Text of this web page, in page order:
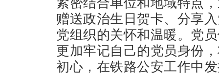
紧密结合单位和地域特点
赠送政治生日贺卡、分享
党组织的关怀和温暖。党
更加牢记自己的党员身份
初心，在铁路公安工作中